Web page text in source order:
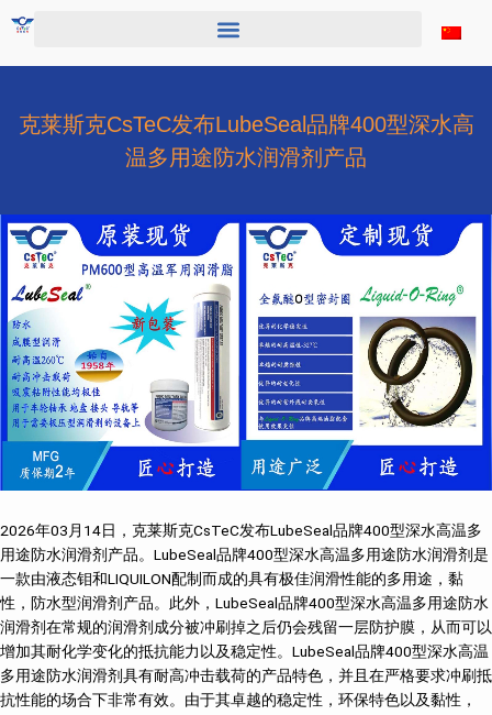
克莱斯克CsTeC发布LubeSeal品牌400型深水高
温多用途防水润滑剂产品
2026年03月14日，克莱斯克CsTeC发布LubeSeal品牌400型深水高温多
用途防水润滑剂产品。LubeSeal品牌400型深水高温多用途防水润滑剂是
一款由液态钼和LIQUILON配制而成的具有极佳润滑性能的多用途，黏
性，防水型润滑剂产品。此外，LubeSeal品牌400型深水高温多用途防水
润滑剂在常规的润滑剂成分被冲刷掉之后仍会残留一层防护膜，从而可以
增加其耐化学变化的抵抗能力以及稳定性。LubeSeal品牌400型深水高温
多用途防水润滑剂具有耐高冲击载荷的产品特色，并且在严格要求冲刷抵
抗性能的场合下非常有效。由于其卓越的稳定性，环保特色以及黏性，